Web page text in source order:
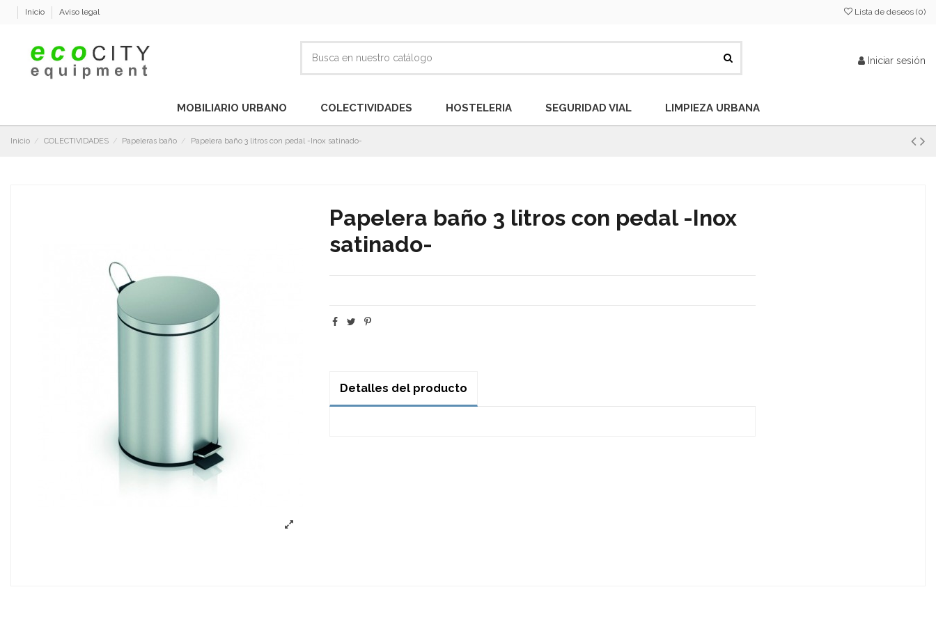
Inicio Aviso legal Lista de deseos (0)
Iniciar sesión
MOBILIARIO URBANO COLECTIVIDADES HOSTELERIA SEGURIDAD VIAL LIMPIEZA URBANA
Inicio COLECTIVIDADES Papeleras baño Papelera baño 3 litros con pedal -Inox satinado-
Papelera baño 3 litros con pedal -Inox
satinado-
Detalles del producto